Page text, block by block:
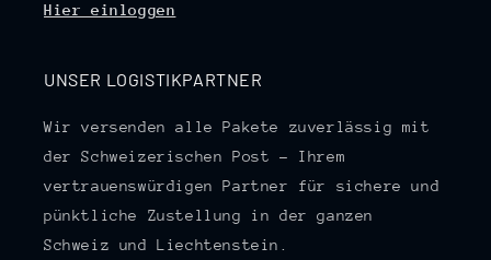
Hier einloggen
UNSER LOGISTIKPARTNER
Wir versenden alle Pakete zuverlässig mit
der Schweizerischen Post – Ihrem
vertrauenswürdigen Partner für sichere und
pünktliche Zustellung in der ganzen
Schweiz und Liechtenstein.